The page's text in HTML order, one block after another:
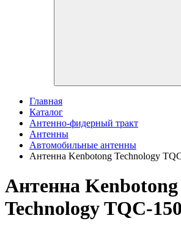
Главная
Каталог
Антенно-фидерный тракт
Антенны
Автомобильные антенны
Антенна Kenbotong Technology
Антенна Kenbotong
Technology TQC-